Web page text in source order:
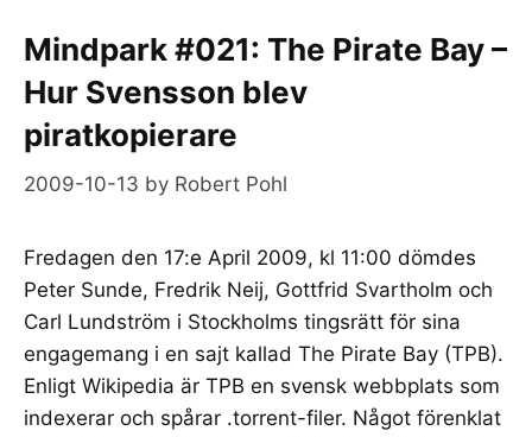
Mindpark #021: The Pirate Bay –
Hur Svensson blev
piratkopierare
2009-10-13 by Robert Pohl
Fredagen den 17:e April 2009, kl 11:00 dömdes
Peter Sunde, Fredrik Neij, Gottfrid Svartholm och
Carl Lundström i Stockholms tingsrätt för sina
engagemang i en sajt kallad The Pirate Bay (TPB).
Enligt Wikipedia är TPB en svensk webbplats som
indexerar och spårar .torrent-filer. Något förenklat